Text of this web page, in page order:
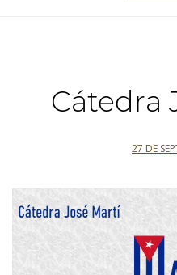
Cátedra
27 DE